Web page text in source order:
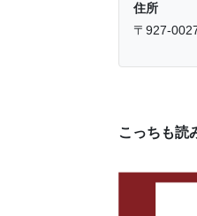
住所
〒927-
こっちも読